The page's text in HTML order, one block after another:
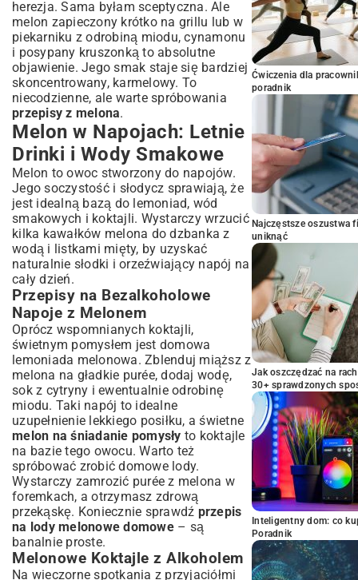
herezja. Sama byłam sceptyczna. Ale
melon zapieczony krótko na grillu lub w
piekarniku z odrobiną miodu, cynamonu
i posypany kruszonką to absolutne
objawienie. Jego smak staje się bardziej
skoncentrowany, karmelowy. To
niecodzienne, ale warte spróbowania
przepisy z melona.
Melon w Napojach: Letnie
Drinki i Wody Smakowe
Melon to owoc stworzony do napojów.
Jego soczystość i słodycz sprawiają, że
jest idealną bazą do lemoniad, wód
smakowych i koktajli. Wystarczy wrzucić
kilka kawałków melona do dzbanka z
wodą i listkami mięty, by uzyskać
naturalnie słodki i orzeźwiający napój na
cały dzień.
Przepisy na Bezalkoholowe
Napoje z Melonem
Oprócz wspomnianych koktajli,
świetnym pomysłem jest domowa
lemoniada melonowa. Zblenduj miąższ z
melona na gładkie purée, dodaj wodę,
sok z cytryny i ewentualnie odrobinę
miodu. Taki napój to idealne
uzupełnienie lekkiego posiłku, a świetne
melon na śniadanie pomysły to koktajle
na bazie tego owocu. Warto też
spróbować zrobić domowe lody.
Wystarczy zamrozić purée z melona w
foremkach, a otrzymasz zdrową
przekąskę. Koniecznie sprawdź przepis
na lody melonowe domowe– są
banalnie proste.
Melonowe Koktajle z Alkoholem
Na wieczorne spotkania z przyjaciółmi
Ćwiczenia dla
poradnik
Najczęstsze oszustwa
uniknąć
Jak oszczędzać na
30+ sprawdzonych
Inteligentny dom: co
Poradnik